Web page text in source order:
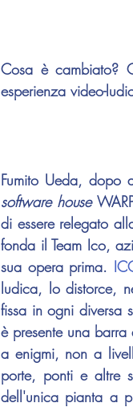
Cosa è cambiato?
esperienza video-
Fumito Ueda
software house
di essere relegato
fonda il Team Ico,
sua opera prima.
ludica, lo distorce,
fissa in ogni diversa
è presente una
a enigmi, non a
porte, ponti e altre